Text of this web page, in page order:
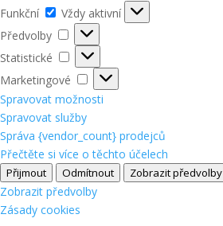
Funkční
Funkční
Vždy aktivní
Předvolby
Předvolby
Statistické
Statistické
Marketingové
Marketingové
Spravovat možnosti
Spravovat služby
Správa {vendor_count} prodejců
Přečtěte si více o těchto účelech
Přijmout Odmítnout Zobrazit předvolby
Zobrazit předvolby
Zásady cookies